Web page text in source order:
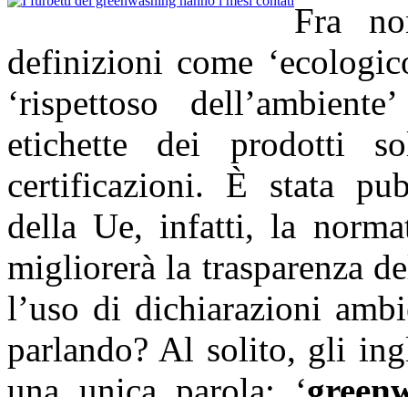
Fra
definizioni come
‘rispettoso
etichette dei prodotti
certificazioni. È stata
della Ue, infatti, la
migliorerà la trasparenza
l’uso di dichiarazioni
parlando? Al solito, gli